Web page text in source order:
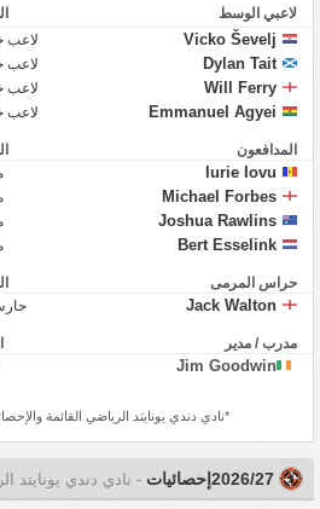
لاعبي الوسط
Vicko Ševelj لاعب
Dylan Tait
لاعب
Will Ferry
لاعب
Emmanuel Agyei
لاعب
المدافعون
Iurie Iovu
Michael Forbes
Joshua Rawlins
Bert Esselink
حراس المرمى
Jack Walton
مدرب / مدير
Jim Goodwin
*نادي دندي يونايتد الرياضي القائمة
2026/27إحصائيات - نادي دندي يونايتد